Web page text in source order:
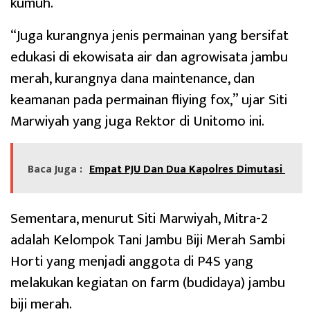
“Juga kurangnya jenis permainan yang bersifat
edukasi di ekowisata air dan agrowisata jambu
merah, kurangnya dana maintenance, dan
keamanan pada permainan fliying fox,” ujar Siti
Marwiyah yang juga Rektor di Unitomo ini.
Baca Juga : Empat PJU Dan Dua Kapolres Dimutasi
Sementara, menurut Siti Marwiyah, Mitra-2
adalah Kelompok Tani Jambu Biji Merah Sambi
Horti yang menjadi anggota di P4S yang
melakukan kegiatan on farm (budidaya) jambu
biji merah.